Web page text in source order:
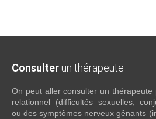
Consulter un thérapeute
On peut aller consulter un thérapeute
relationnel (difficultés sexuelles,
ou des symptômes nerveux gênants